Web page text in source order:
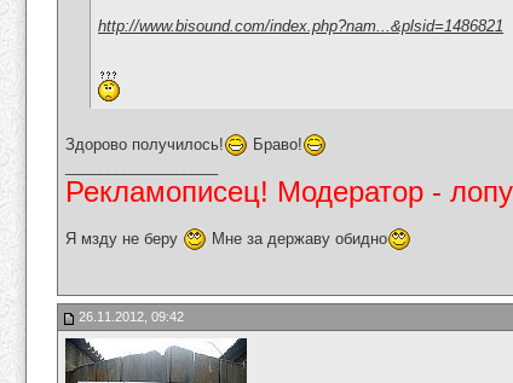
http://www.bisound.com/index.php?nam...&plsid=1486821
Здорово получилось!
Браво!
Рекламописец! Модератор -
Я мзду не беру Мне за державу обидно
26.11.2012, 09:42